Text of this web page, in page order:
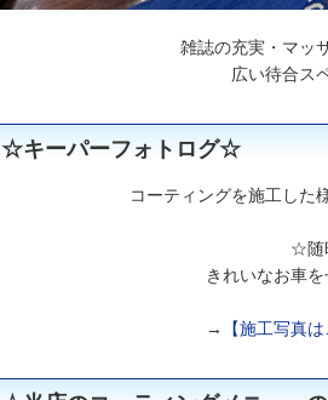
雑誌の充実・マッ
広い待合ス
☆キーパーフォトログ☆
コーティングを施工した
☆随
きれいなお車
→ 【施工写真